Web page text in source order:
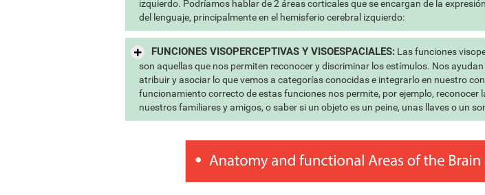
izquierdo. Podríamos hablar de 2 áreas corticales que se encargan de la
del lenguaje, principalmente en el hemisferio cerebral izquierdo:
FUNCIONES VISOPERCEPTIVAS Y VISOESPACIALES:Las funciones
son aquellas que nos permiten reconocer y discriminar los estímulos. Nos
atribuir y asociar lo que vemos a categorías conocidas e integrarlo en nuestro
funcionamiento correcto de estas funciones nos permite, por ejemplo, reconocer
nuestros familiares y amigos, o saber si un objeto es un peine, unas llaves o un